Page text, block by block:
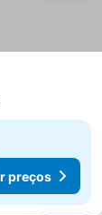
preços